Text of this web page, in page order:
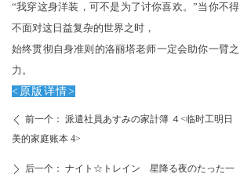
“我穿这身洋装，可不是为了讨你喜欢。”当你不得
不面对这日益复杂的世界之时，
始终贯彻自身准则的洛丽塔老师一定会助你一臂之
力。
< 原版 详情>
ꄴ 前一个： 派遣社員あすみの家計簿 ４<临时工明日
美的家庭账本 4>
ꄲ 后一个： ナイト☆トレイン 星降る夜のたった一